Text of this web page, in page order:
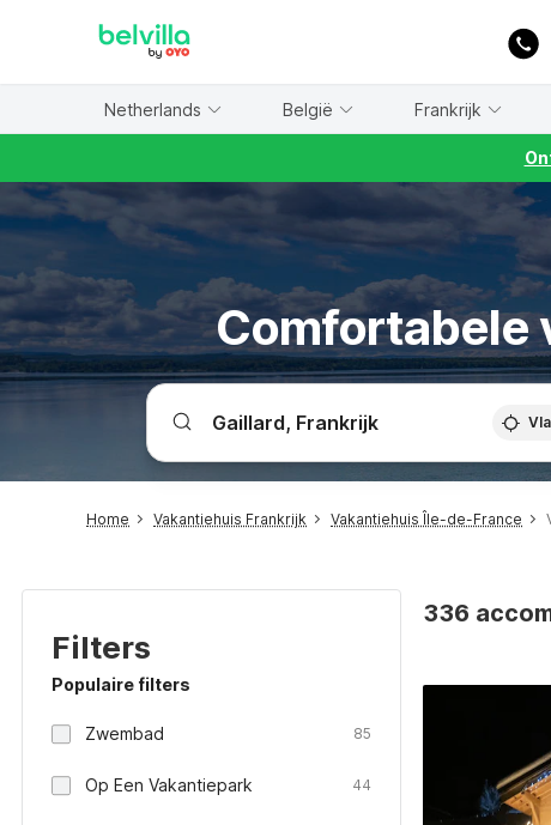
Netherlands België Frankrijk
Comfortabele
Home Vakantiehuis Frankrijk Vakantiehuis Île-de-France
Filters
Populaire filters
Zwembad 85
Op Een Vakantiepark 44
336